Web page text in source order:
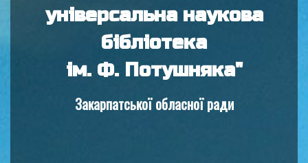
універсальна наукова
бібліотека
ім. Ф. Потушняка"
Закарпатської обласної ради